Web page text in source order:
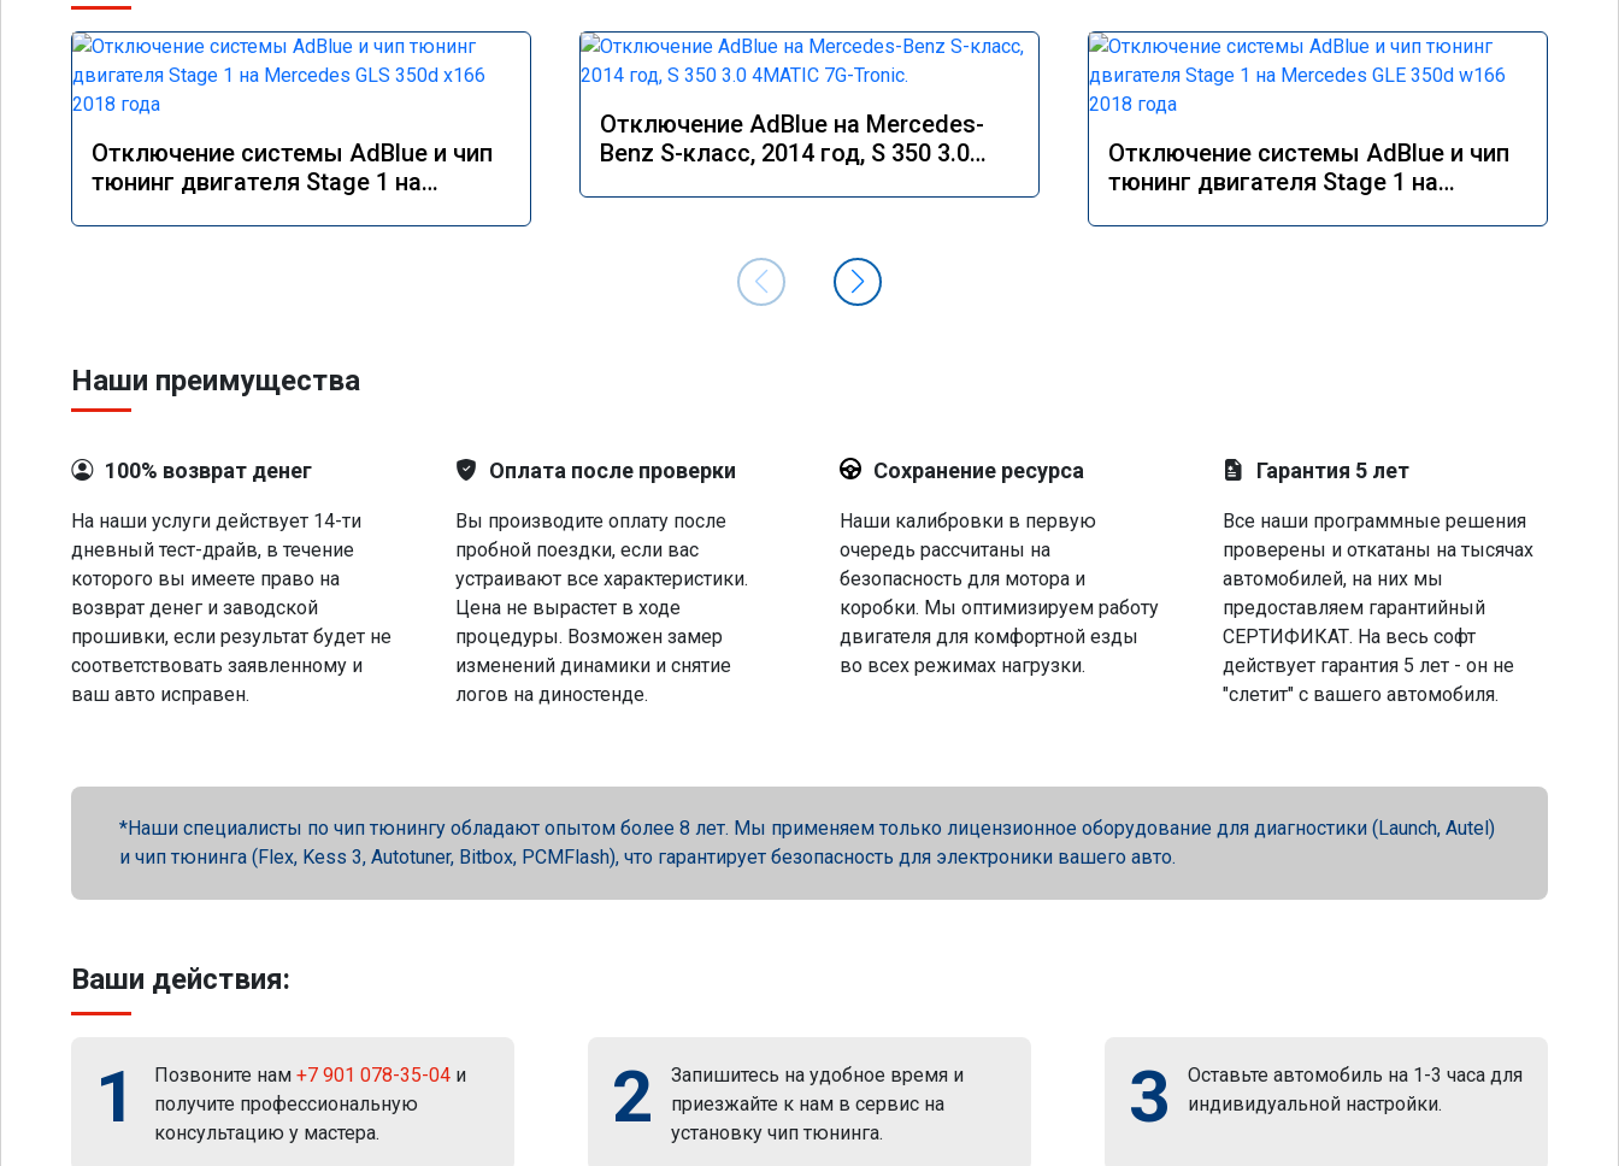
Отключение системы AdBlue и чип
тюнинг двигателя Stage 1 на
Отключение AdBlue на Mercedes-
Benz S-класс, 2014 год, S 350 3.0
Отключение системы AdBlue и чип
тюнинг двигателя Stage 1 на
Наши преимущества
100% возврат денег
На наши услуги действует 14-ти
дневный тест-драйв, в течение
которого вы имеете право на
возврат денег и заводской
прошивки, если результат будет не
соответствовать заявленному и
ваш авто исправен.
Оплата после проверки
Вы производите оплату после
пробной поездки, если вас
устраивают все характеристики.
Цена не вырастет в ходе
процедуры. Возможен замер
изменений динамики и снятие
логов на диностенде.
Сохранение ресурса
Наши калибровки в первую
очередь рассчитаны на
безопасность для мотора и
коробки. Мы оптимизируем работу
двигателя для комфортной езды
во всех режимах нагрузки.
Гарантия 5 лет
Все наши программные решения
проверены и откатаны на тысячах
автомобилей, на них мы
предоставляем гарантийный
СЕРТИФИКАТ. На весь софт
действует гарантия 5 лет - он не
"слетит" с вашего автомобиля.
Наши специалисты по чип тюнингу обладают опытом более 8 лет. Мы применяем только лицензионное оборудование для диагностики (Launch, Autel)
и чип тюнинга (Flex, Kess 3, Autotuner, Bitbox, PCMFlash), что гарантирует безопасность для электроники вашего авто.
Ваши действия:
1 Позвоните нам +7 901 078-35-04 и
получите профессиональную
консультацию у мастера.
2
Запишитесь на удобное время и
приезжайте к нам в сервис на
установку чип тюнинга.
3
Оставьте автомобиль на 1-3 часа для
индивидуальной настройки.